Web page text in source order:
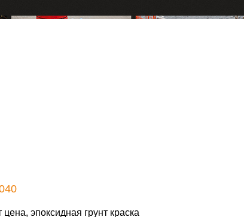
эпоксидная грунт краска